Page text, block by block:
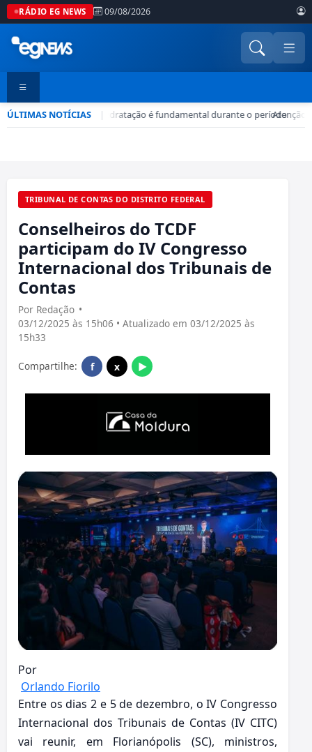
RÁDIO EG NEWS 09/08/2026
ÚLTIMAS NOTÍCIAS |
Seca no DF: hidratação é fundamental durante o período
• Atenção!
TRIBUNAL DE CONTAS DO DISTRITO FEDERAL
Conselheiros do TCDF
participam do IV Congresso
Internacional dos Tribunais de
Contas
Por Redação •
03/12/2025 às 15h06 • Atualizado em 03/12/2025 às
15h33
Compartilhe: f x ▶
Por
Orlando Fiorilo
Entre os dias 2 e 5 de dezembro, o IV Congresso
Internacional dos Tribunais de Contas (IV CITC)
vai reunir, em Florianópolis (SC), ministros,